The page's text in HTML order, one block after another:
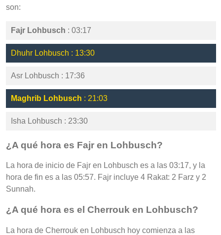
son:
Fajr Lohbusch : 03:17
Dhuhr Lohbusch : 13:30
Asr Lohbusch : 17:36
Maghrib Lohbusch : 21:03
Isha Lohbusch : 23:30
¿A qué hora es Fajr en Lohbusch?
La hora de inicio de Fajr en Lohbusch es a las 03:17, y la
hora de fin es a las 05:57. Fajr incluye 4 Rakat: 2 Farz y 2
Sunnah.
¿A qué hora es el Cherrouk en Lohbusch?
La hora de Cherrouk en Lohbusch hoy comienza a las